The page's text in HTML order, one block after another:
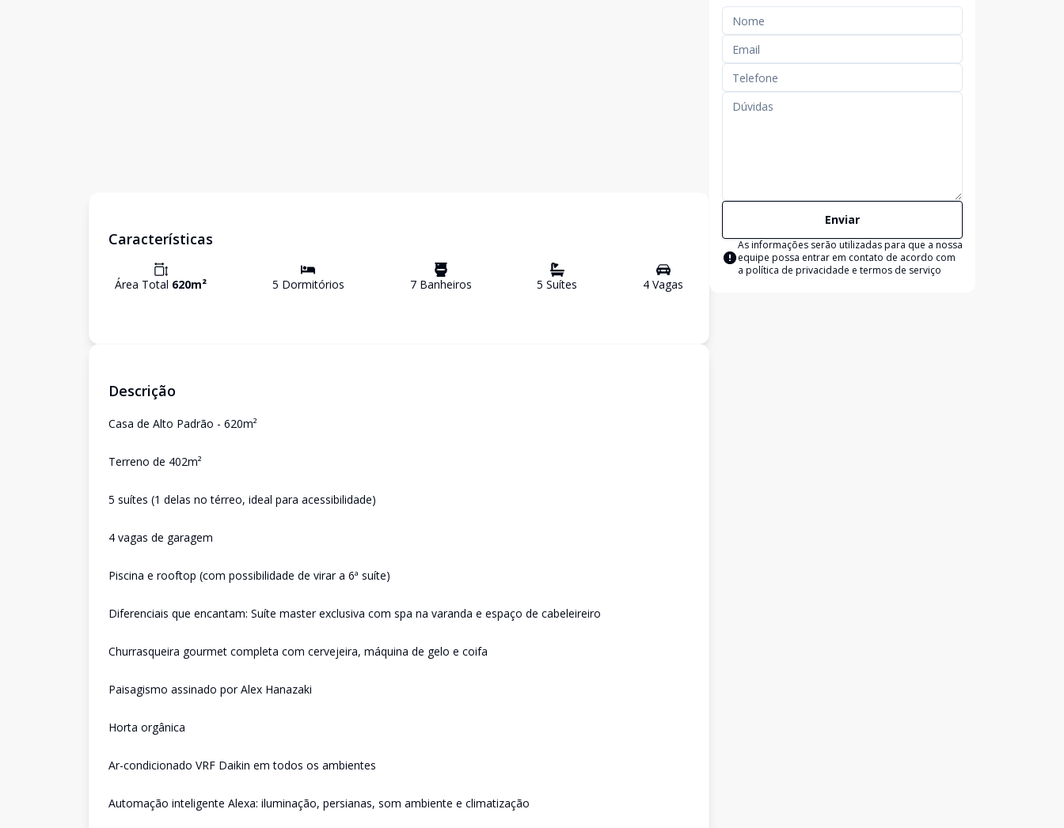
Características
Área Total 620m² 5 Dormitórios 7Banheiros 5 Suítes 4 Vagas
Descrição
Casa de Alto Padrão - 620m²
Terreno de 402m²
5 suítes (1 delas no térreo, ideal para acessibilidade)
4 vagas de garagem
Piscina e rooftop (com possibilidade de virar a 6ª suíte)
Diferenciais que encantam: Suíte master exclusiva com spa na varanda e espaço de cabeleireiro
Churrasqueira gourmet completa com cervejeira, máquina de gelo e coifa
Paisagismo assinado por Alex Hanazaki
Horta orgânica
Ar-condicionado VRF Daikin em todos os ambientes
Automação inteligente Alexa: iluminação, persianas, som ambiente e climatização
Enviar
As informações serão utilizadas para que a nossa
equipe possa entrar em contato de acordo com
a política de privacidade e termos de serviço